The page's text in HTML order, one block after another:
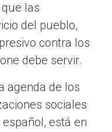
las
del pueblo,
contra los
debe servir.
agenda de los
sociales
está en